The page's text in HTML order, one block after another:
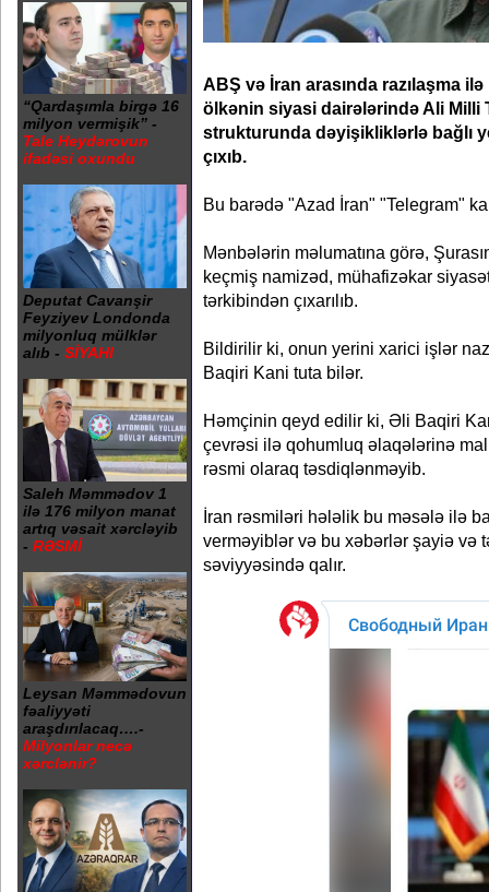
“Qardaşımla birgə 16
milyon vermişik” -
Tale Heydərovun
ifadəsi oxundu
Deputat Cavanşir
Feyziyev Londonda
milyonluq mülklər
alıb - SİYAHI
Saleh Məmmədov 1
ilə 176 milyon manat
artıq vəsait xərcləyib
- RƏSMİ
Leysan Məmmədovun
fəaliyyəti
araşdırılacaq….-
Milyonlar necə
xərclənir?
ABŞ və İran arasında razılaşma
ölkənin siyasi dairələrində Ali Milli
strukturunda dəyişikliklərlə bağlı
çıxıb.
Bu barədə "Azad İran" "Telegram"
Mənbələrin məlumatına görə,
keçmiş namizəd, mühafizəkar
tərkibindən çıxarılıb.
Bildirilir ki, onun yerini xarici işlər
Baqiri Kani tuta bilər.
Həmçinin qeyd edilir ki, Əli Baqiri
çevrəsi ilə qohumluq əlaqələrinə
rəsmi olaraq təsdiqlənməyib.
İran rəsmiləri hələlik bu məsələ ilə
verməyiblər və bu xəbərlər şayiə və
səviyyəsində qalır.